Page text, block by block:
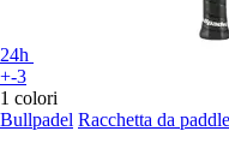
24h
+-3
1 colori
Bullpadel Racchetta da